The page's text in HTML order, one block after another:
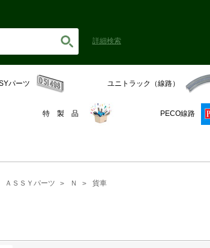
詳細検索
パーツ ユニトラック（線路）
特 製 品 PECO線路
ＡＳＳＹパーツ Ｎ 貨車